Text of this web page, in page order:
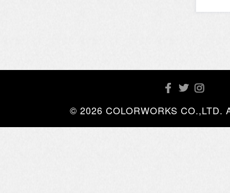
© 2026 COLORWORKS CO.,LTD.